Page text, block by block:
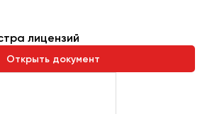
лицензий
Открыть документ